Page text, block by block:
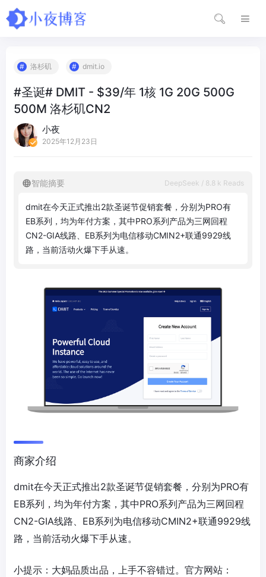
洛杉矶 dmit.io
#圣诞# DMIT - $39/年 1核 1G 20G 500G
500M 洛杉矶CN2
小夜
2025年12月23日
智能摘要 DeepSeek / 8.8 k Reads
dmit在今天正式推出2款圣诞节促销套餐 ， 分别为PRO有
EB系列 ， 均为年付方案 ， 其中PRO系列产品为三网回程
CN2-GIA线路 EB系列为电信移动CMIN2+联通9929线
路 ， 当前活动火爆下手从速。
商家介绍
dmit在今天正式推出2款圣诞节促销套餐，分别为PRO有
EB系列，均为年付方案，其中PRO系列产品为三网回程
CN2-GIA线路、EB系列为电信移动CMIN2+联通9929线
路，当前活动火爆下手从速。
小提示：大妈品质出品，上手不容错过。官方网站：